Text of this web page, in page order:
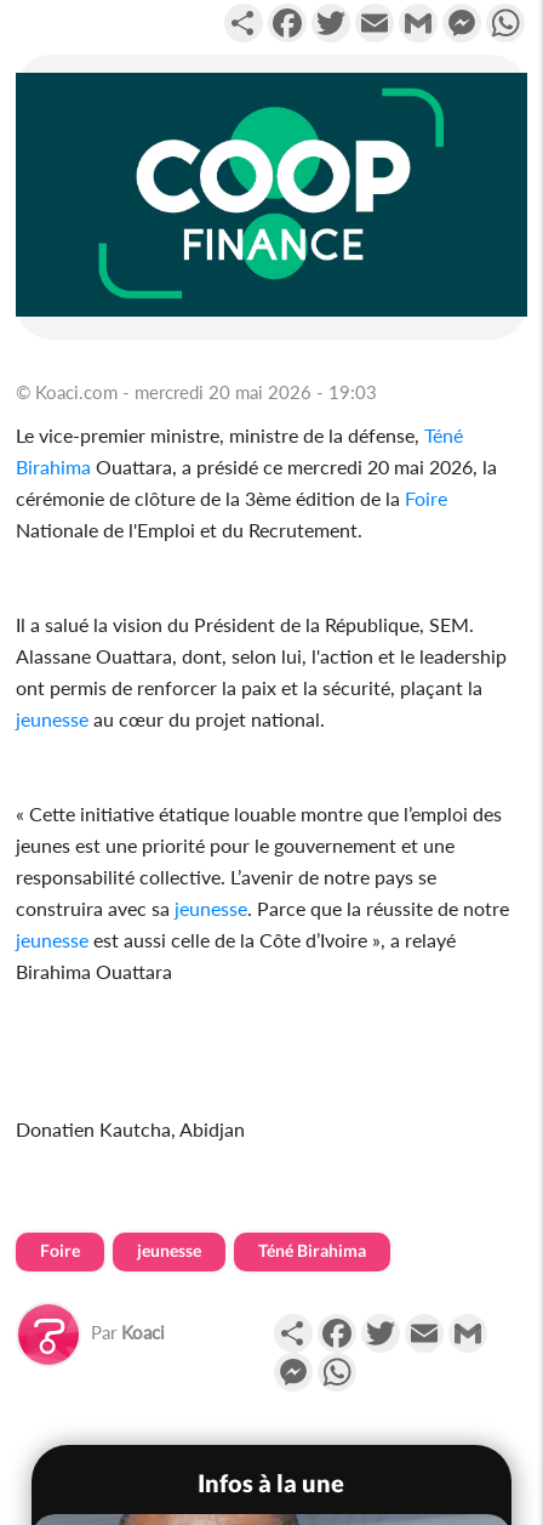
PartagerFacebookTwitterEmail Gmail
© Koaci.com - mercredi 20 mai 2026 - 19:03
Le vice-premier ministre, ministre de la défense,Téné
Birahima Ouattara, a présidé ce mercredi 20 mai 2026, la
cérémonie de clôture de la 3ème édition de la Foire
Nationale de l'Emploi et du Recrutement.
Il a salué la vision du Président de la République, SEM.
Alassane Ouattara, dont, selon lui, l'action et le leadership
ont permis de renforcer la paix et la sécurité, plaçant la
jeunesse au cœur du projet national.
« Cette initiative étatique louable montre que l’emploi des
jeunes est une priorité pour le gouvernement et une
responsabilité collective. L’avenir de notre pays se
construira avec sa jeunesse . Parce que la réussite de notre
jeunesse est aussi celle de la Côte d’Ivoire », a relayé
Birahima Ouattara
Donatien Kautcha, Abidjan
Foire jeunesse Téné Birahima
Par Koaci PartagerFacebookTwitterEmail
Messenger
Infos à la une